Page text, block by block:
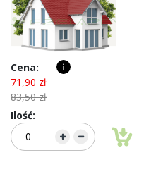
71,90 zł
83,50 zł
i